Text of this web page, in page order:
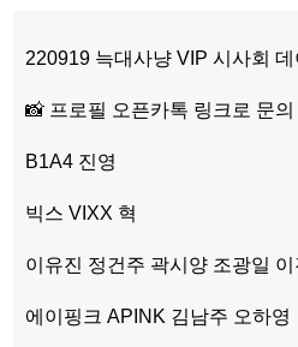
220919 늑대사냥 VIP 시사회
📸 프로필 오픈카톡 링크로 문의
B1A4 진영
빅스 VIXX 혁
이유진 정건주 곽시양 조광일
에이핑크 APINK 김남주 오하영